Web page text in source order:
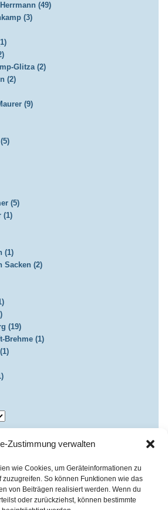
Zustimmung verwalten
wie Cookies, um Geräteinformationen zu
So können Funktionen wie das
von Beiträgen realisiert werden. Wenn du
oder zurückziehst, können bestimmte
(49)
(3)
Glitza (2)
(2)
(9)
(5)
(1)
(1)
Sacken (2)
(19)
Brehme (1)
DATENSCHUTZ